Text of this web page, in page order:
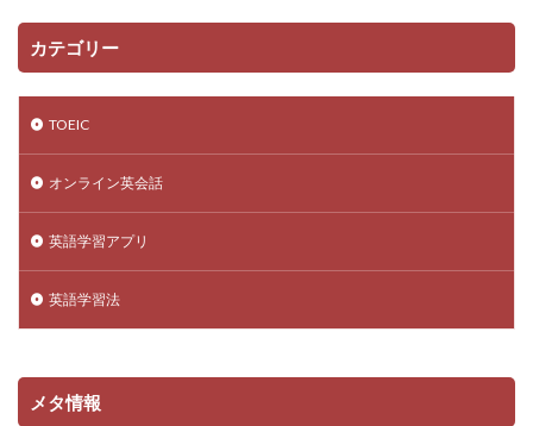
カテゴリー
TOEIC
オンライン英会話
英語学習アプリ
英語学習法
メタ情報